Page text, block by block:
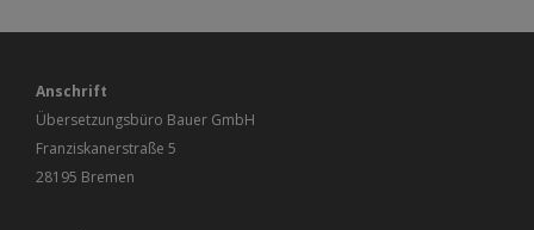
Anschrift
Übersetzungsbüro Bauer GmbH
Franziskanerstraße 5
28195 Bremen